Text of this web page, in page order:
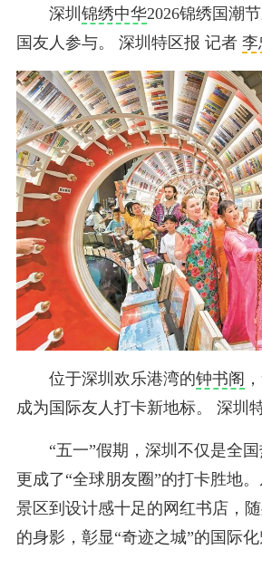
深圳 锦绣中华2026锦绣国潮
国友人参与。 深圳特区报 记者 李
位于深圳欢乐港湾的钟书阁
成为国际友人打卡新地标。 深圳
“五一”假期，深圳不仅是全
更成了“全球朋友圈”的打卡胜地
景区到设计感十足的网红书店，
的身影，彰显“奇迹之城”的国际化